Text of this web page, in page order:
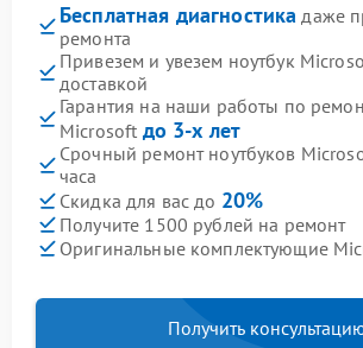
Бесплатная диагностика даже
ремонта
Привезем и увезем ноутбук
доставкой
Гарантия на наши работы по
Microsoft до 3-х лет
Срочный ремонт ноутбуков
часа
Скидка для вас до 20%
Получите 1500 рублей на ремонт
Оригинальные комплектующие
Получить